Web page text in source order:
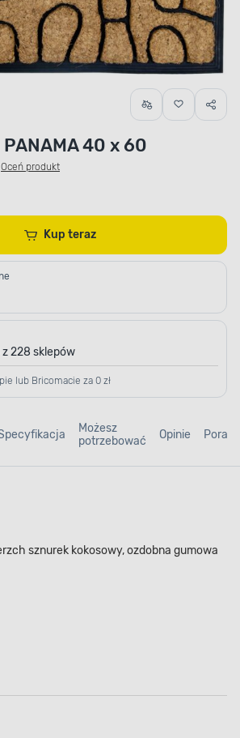
40 x 60
Oceń produkt
Kup teraz
228 sklepów
lub Bricomacie za 0 zł
Możesz
potrzebować
Opinie Porady
sznurek kokosowy, ozdobna gumowa